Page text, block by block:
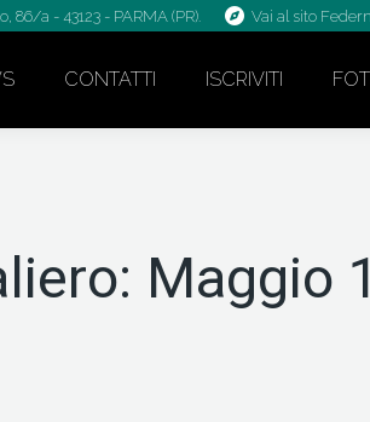
86/a - 43123 - PARMA (PR). Vai al sito
CONTATTI ISCRIVITI
Maggio